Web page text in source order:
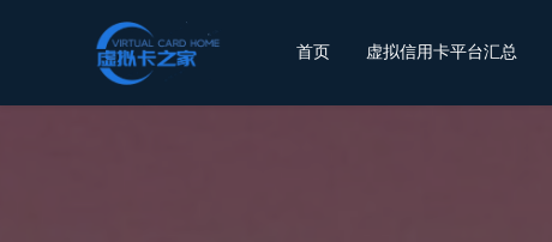
首页 虚拟信用卡平台汇总